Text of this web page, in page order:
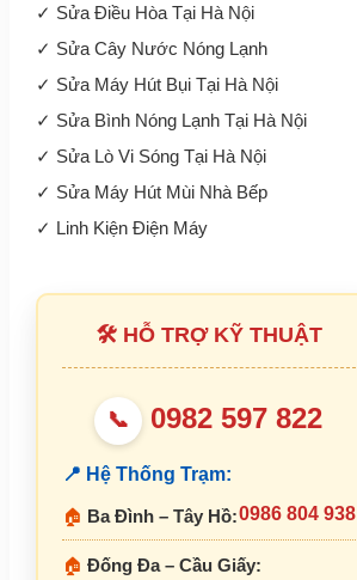
✓ Sửa Điều Hòa Tại Hà Nội
✓ Sửa Cây Nước Nóng Lạnh
✓ Sửa Máy Hút Bụi Tại Hà Nội
✓ Sửa Bình Nóng Lạnh Tại Hà Nội
✓ Sửa Lò Vi Sóng Tại Hà Nội
✓ Sửa Máy Hút Mùi Nhà Bếp
✓ Linh Kiện Điện Máy
🛠 HỖ TRỢ KỸ THUẬT
📞 0982 597 822
📍 Hệ Thống Trạm:
🏠 Ba Đình – Tây Hồ:0986 804 938
🏠 Đống Đa – Cầu Giấy: